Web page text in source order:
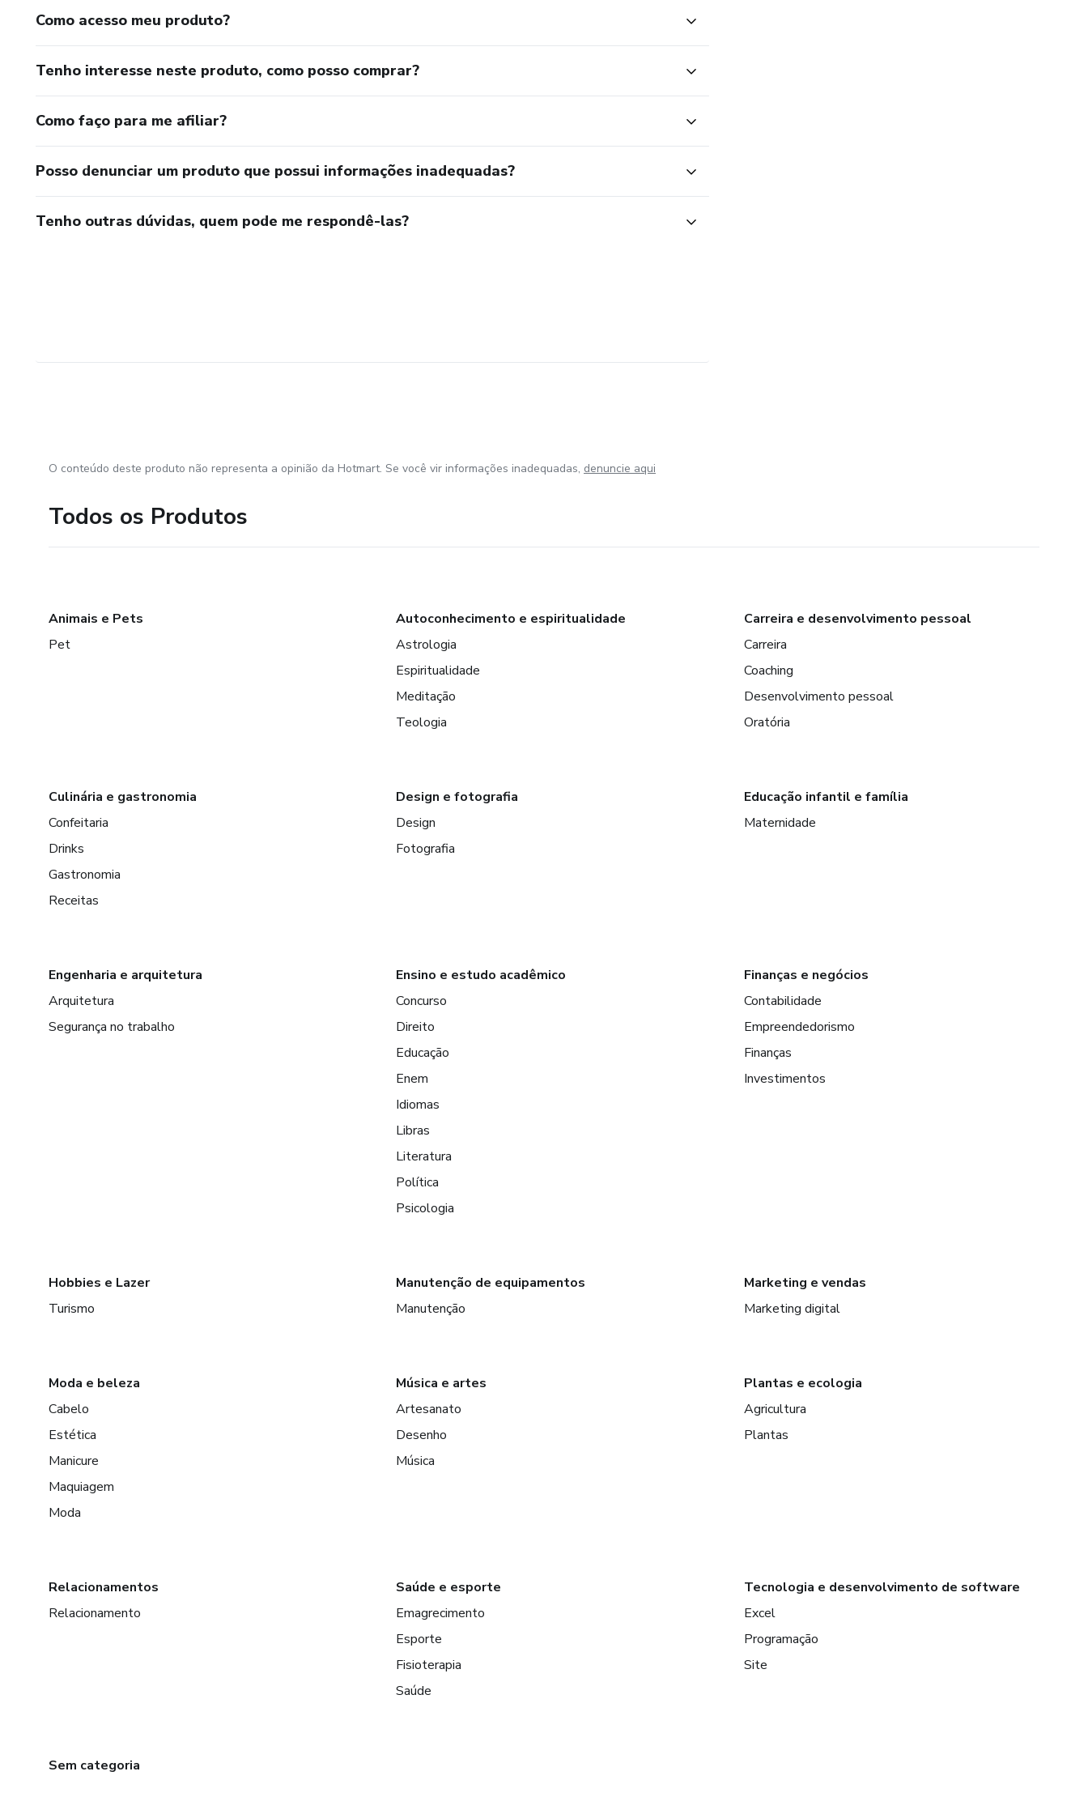
Como acesso meu produto?
Tenho interesse neste produto, como posso comprar?
Como faço para me afiliar?
Posso denunciar um produto que possui informações inadequadas?
Tenho outras dúvidas, quem pode me respondê-las?
O conteúdo deste produto não representa a opinião da Hotmart. Se você vir informações inadequadas, denuncie aqui
Todos os Produtos
Animais e Pets
Pet
Autoconhecimento e espiritualidade
Astrologia
Espiritualidade
Meditação
Teologia
Carreira e desenvolvimento pessoal
Carreira
Coaching
Desenvolvimento pessoal
Oratória
Culinária e gastronomia
Confeitaria
Drinks
Gastronomia
Receitas
Design e fotografia
Design
Fotografia
Educação infantil e família
Maternidade
Engenharia e arquitetura
Arquitetura
Segurança no trabalho
Ensino e estudo acadêmico
Concurso
Direito
Educação
Enem
Idiomas
Libras
Literatura
Política
Psicologia
Finanças e negócios
Contabilidade
Empreendedorismo
Finanças
Investimentos
Hobbies e Lazer
Turismo
Manutenção de equipamentos
Manutenção
Marketing e vendas
Marketing digital
Moda e beleza
Cabelo
Estética
Manicure
Maquiagem
Moda
Música e artes
Artesanato
Desenho
Música
Plantas e ecologia
Agricultura
Plantas
Relacionamentos
Relacionamento
Saúde e esporte
Emagrecimento
Esporte
Fisioterapia
Saúde
Tecnologia e desenvolvimento de software
Excel
Programação
Site
Sem categoria